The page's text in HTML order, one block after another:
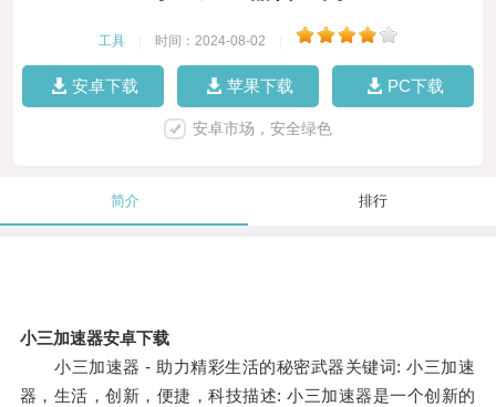
工具 时间：2024-08-02
安卓下载 苹果下载 PC下载
安卓市场，安全绿色
简介 排行
小三加速器安卓下载
小三加速器 - 助力精彩生活的秘密武器关键词: 小三加速
器，生活，创新，便捷，科技描述: 小三加速器是一个创新的